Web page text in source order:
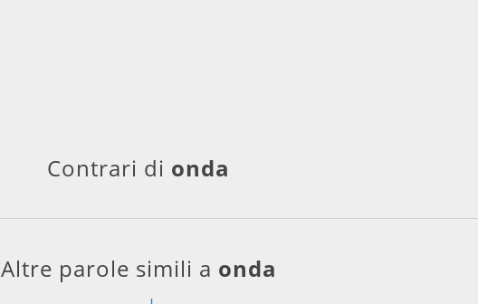
Contrari di onda
Altre parole simili a onda